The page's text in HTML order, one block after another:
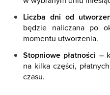
Liczba dni od
będzie naliczana po
momentu utworzenia.
Stopniowe płatności –
na kilka części,
czasu.